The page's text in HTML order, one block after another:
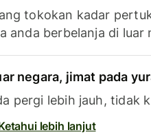
tokokan kadar
anda berbelanja di luar
negara, jimat pada
pergi lebih jauh, tidak
lebih lanjut